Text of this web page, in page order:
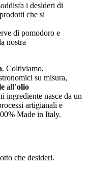
i desideri di
che si
di pomodoro e
nostra
. Coltiviamo,
su misura,
all’olio
ingrediente nasce da un
artigianali e
Made in Italy.
che desideri.